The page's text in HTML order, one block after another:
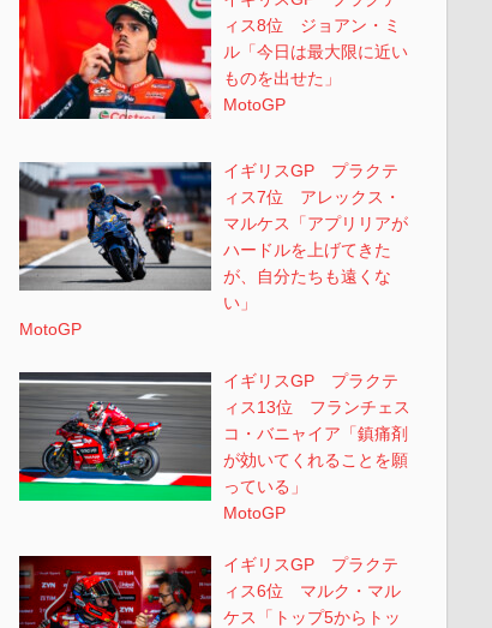
ィス8位 ジョアン・ミ
ル「今日は最大限に近い
ものを出せた」
MotoGP
イギリスGP プラクテ
ィス7位 アレックス・
マルケス「アプリリアが
ハードルを上げてきた
が、自分たちも遠くな
い」
MotoGP
イギリスGP プラクテ
ィス13位 フランチェス
コ・バニャイア「鎮痛剤
が効いてくれることを願
っている」
MotoGP
イギリスGP プラクテ
ィス6位 マルク・マル
ケス「トップ5からトッ